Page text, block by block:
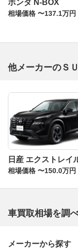
ホンダ N-BOX
相場価格 〜137.1万円
他メーカーのＳ
日産 エクストレイ
相場価格 〜150.0万円
車買取相場を調
メーカーから探す